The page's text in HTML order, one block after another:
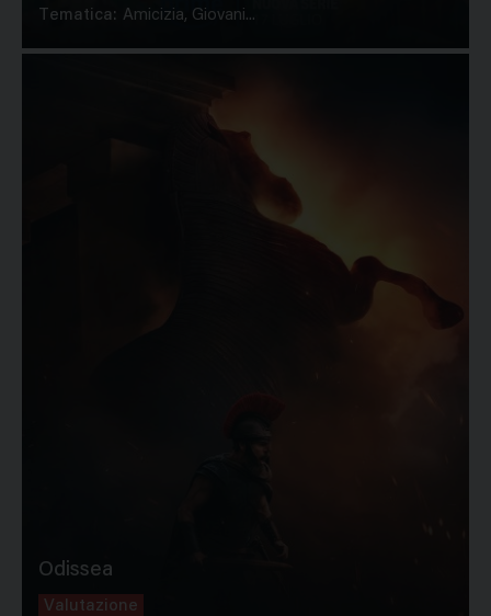
Tematica: Amicizia, Giovani...
Odissea
Valutazione